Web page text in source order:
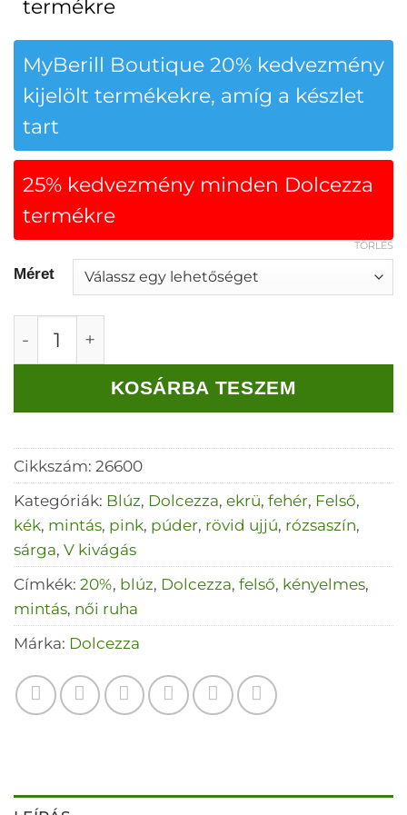
termékre
MyBerill Boutique 20% kedvezmény
kijelölt termékekre, amíg a készlet
tart
25% kedvezmény minden Dolcezza
termékre
Méret
TÖRLÉS
Dolcezza "Nyár Santoriniben" Felső
KOSÁRBA TESZEM
Cikkszám: 26600
Kategóriák: Blúz, Dolcezza, ekrü, fehér, Felső,
kék, mintás, pink, púder, rövid ujjú, rózsaszín,
sárga, V kivágás
Címkék: 20%, blúz, Dolcezza, felső, kényelmes,
mintás, női ruha
Márka: Dolcezza